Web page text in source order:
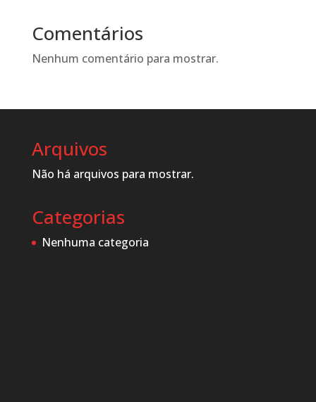
Comentários
Nenhum comentário para mostrar.
Arquivos
Não há arquivos para mostrar.
Categorias
Nenhuma categoria